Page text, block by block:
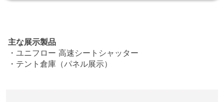
主な展示製品
・ユニフロー 高速シートシャッター
・テント倉庫（パネル展示）